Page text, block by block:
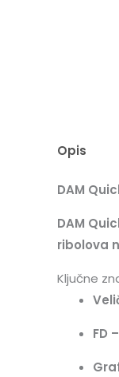
Opis
DAM
DAM
ribolova
Ključne
FD